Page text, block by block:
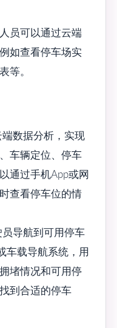
员可以通过云端
如查看停车场实
等。
端数据分析，实现
车辆定位、停车
通过手机App或网
查看停车位的情
导航到可用停车
车载导航系统，用
堵情况和可用停
到合适的停车